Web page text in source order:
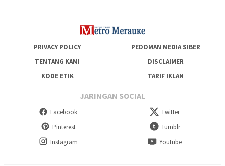
PRIVACY POLICY
PEDOMAN MEDIA SIBER
TENTANG KAMI
DISCLAIMER
KODE ETIK
TARIF IKLAN
JARINGAN SOCIAL
Facebook
Twitter
Pinterest
Tumblr
Instagram
Youtube